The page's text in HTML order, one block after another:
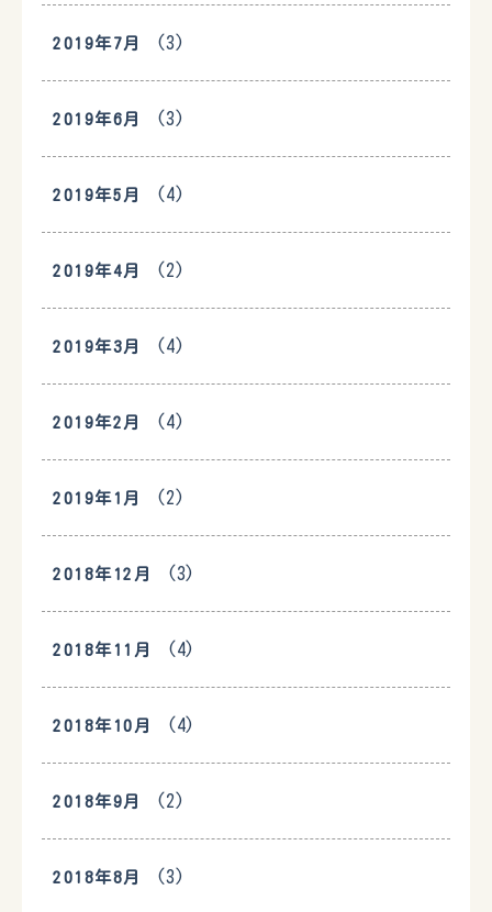
2019年7月 (3)
2019年6月 (3)
2019年5月 (4)
2019年4月 (2)
2019年3月 (4)
2019年2月 (4)
2019年1月 (2)
2018年12月 (3)
2018年11月 (4)
2018年10月 (4)
2018年9月 (2)
2018年8月 (3)